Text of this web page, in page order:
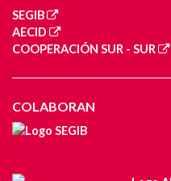
SEGIB
AECID
COOPERACIÓN SUR - SUR
COLABORAN